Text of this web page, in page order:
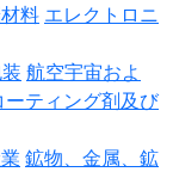
料 エレクトロニ
航空宇宙およ
ーティング剤及び
鉱物、金属、鉱